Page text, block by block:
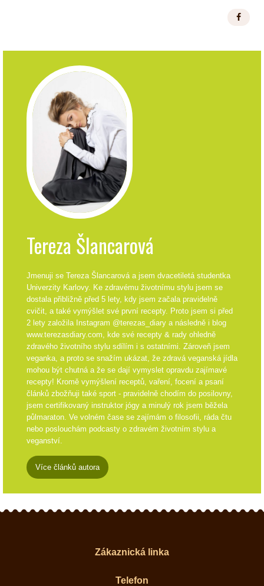
Tereza Šlancarová
Jmenuji se Tereza Šlancarová a jsem dvacetiletá studentka
Univerzity Karlovy. Ke zdravému životnímu stylu jsem se
dostala přibližně před 5 lety, kdy jsem začala pravidelně
cvičit, a také vymýšlet své první recepty. Proto jsem si před
2 lety založila Instagram @terezas_diary a následně i blog
www.terezasdiary.com, kde své recepty & rady ohledně
zdravého životního stylu sdílím i s ostatními. Zároveň jsem
veganka, a proto se snažím ukázat, že zdravá veganská jídla
mohou být chutná a že se dají vymyslet opravdu zajímavé
recepty! Kromě vymýšlení receptů, vaření, focení a psaní
článků zbožňuji také sport - pravidelně chodím do posilovny,
jsem certifikovaný instruktor jógy a minulý rok jsem běžela
půlmaraton. Ve volném čase se zajímám o filosofii, ráda čtu
nebo poslouchám podcasty o zdravém životním stylu a
veganství.
Více článků autora
Zákaznická linka
Telefon